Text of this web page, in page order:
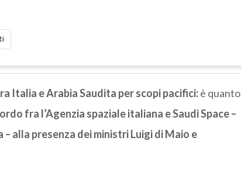
Italia e Arabia Saudita per scopi pacifici:è quanto
fra l’Agenzia spaziale italiana e Saudi Space –
alla presenza dei ministri Luigi di Maio e